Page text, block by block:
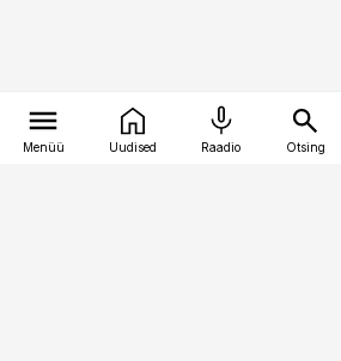
Menüü Uudised Raadio Otsing